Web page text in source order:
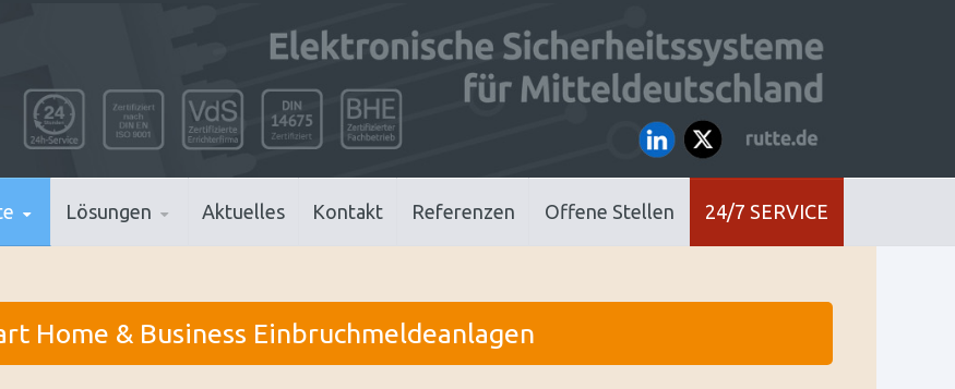
Lösungen Aktuelles Kontakt Referenzen Offene Stellen 24/7 SERVICE
Home & Business Einbruchmeldeanlagen